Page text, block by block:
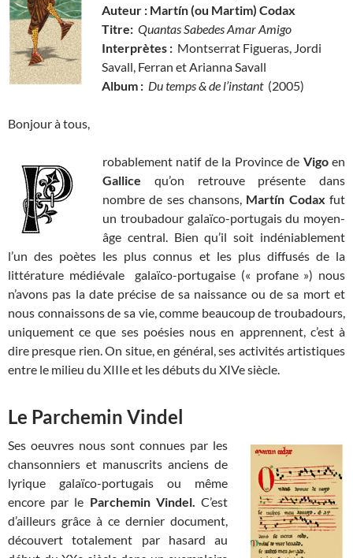
Auteur : Martín (ou Martim) Codax
Titre: Quantas Sabedes Amar Amigo
Interprètes : Montserrat Figueras, Jordi
Savall, Ferran et Arianna Savall
Album : Du temps & de l’instant(2005)
Bonjour à tous,
robablement natif de la Province de Vigoen
Gallice qu’on retrouve présente dans
nombre de ses chansons, Martín Codax fut
un troubadour galaïco-portugais du moyen-
âge central. Bien qu’il soit indéniablement
l’un des poètes les plus connus et les plus diffusés de la
littérature médiévale galaïco-portugaise (« profane ») nous
n’avons pas la date précise de sa naissance ou de sa mort et
nous connaissons de sa vie, comme beaucoup de troubadours,
uniquement ce que ses poésies nous en apprennent, c’est à
dire presque rien. On situe, en général, ses activités artistiques
entre le milieu du XIIIe et les débuts du XIVe siècle.
Le Parchemin Vindel
Ses oeuvres nous sont connues par les
chansonniers et manuscrits anciens de
lyrique galaïco-portugais ou même
encore par le Parchemin Vindel.C’est
d’ailleurs grâce à ce dernier document,
découvert totalement par hasard au